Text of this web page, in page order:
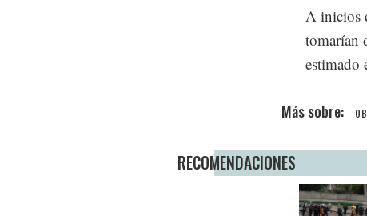
A inicios
tomarían
estimado
RECOMENDACIONES